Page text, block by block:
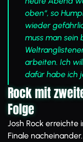
oben“, so
wieder
muss man sein
arbeiten. Ich
dafür habe ich
Rock mit
Folge
Josh Rock erreichte
Finale